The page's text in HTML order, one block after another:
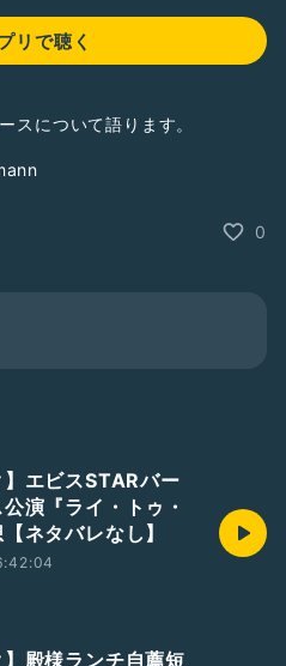
リで聴く
スについて語ります。
0
】エビスSTARバー
演『ライ・トゥ・
ネタバレなし】
】殿様ランチ自薦短